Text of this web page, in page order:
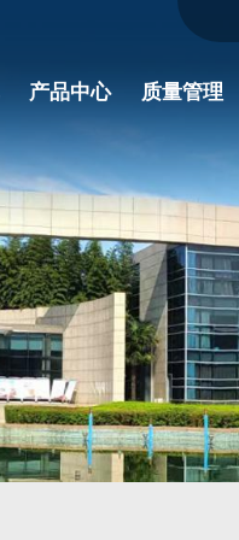
产品中心 质量管理